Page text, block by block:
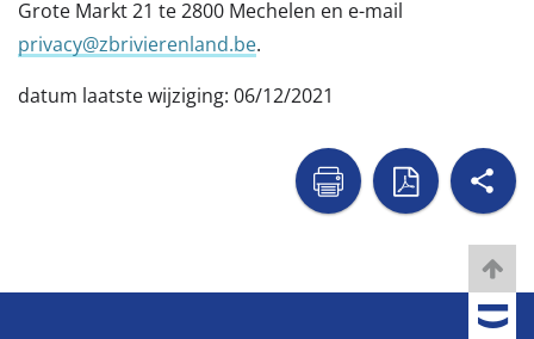
Grote Markt 21 te 2800 Mechelen en e-mail
privacy@zbrivierenland.be.
datum laatste wijziging: 06/12/2021
